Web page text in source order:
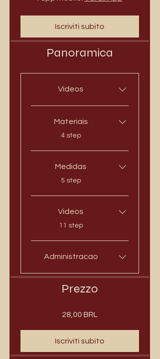
Iscriviti subito
Panoramica
Vídeos
Materiais
.
4 step
Medidas
.
5 step
Videos
.
11 step
Administracao
Prezzo
28,00 BRL
Iscriviti subito